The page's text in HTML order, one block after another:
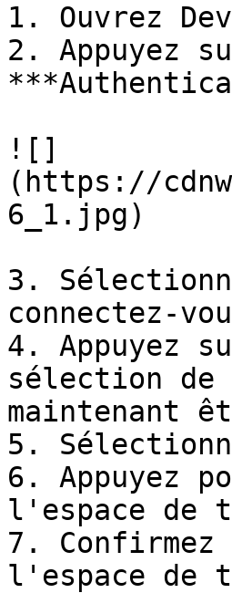
1. Ouvrez
2. Appuyez
![]
(https://
6_1.jpg)
3.
connectez-
4. Appuyez
sélection
maintenant
5.
6. Appuyez
l'espace de
7. Confirmez
l'espace de